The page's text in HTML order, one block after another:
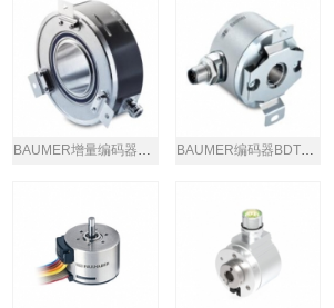
BAUMER编码器BDT16.24K200-L6-5